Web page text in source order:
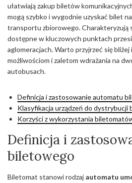
ułatwiają zakup biletów
mogą szybko i wygodnie uzyskać bilet
transportu zbiorowego. Charakteryzują
dostępne w kluczowych punktach
aglomeracjach. Warto przyjrzeć się
możliwościom i zaletom wdrażania na
autobusach.
Definicja i zastosowanie automatu
Klasyfikacja urządzeń do dystrybucji
Korzyści z wykorzystania
Definicja i
biletowego
Biletomat stanowi rodzaj automatu